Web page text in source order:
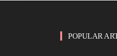
POPULAR